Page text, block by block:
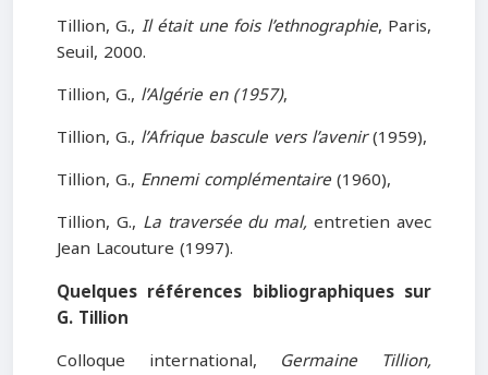
Tillion, G., Il était une fois l’ethnographie, Paris,
Seuil, 2000.
Tillion, G., l’Algérie en (1957),
Tillion, G., l’Afrique bascule vers l’avenir(1959),
Tillion, G., Ennemi complémentaire(1960),
Tillion, G., La traversée du mal,entretien avec
Jean Lacouture (1997).
Quelques références bibliographiques sur
G. Tillion
Colloque international, Germaine Tillion,